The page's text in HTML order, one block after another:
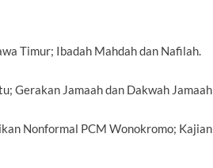
Timur; Ibadah Mahdah dan Nafilah.
Gerakan Jamaah dan Dakwah Jamaah
Nonformal PCM Wonokromo; Kajian